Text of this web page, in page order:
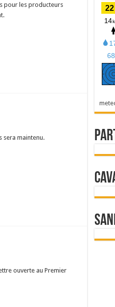
pour les producteurs
sera maintenu.
ouverte au Premier